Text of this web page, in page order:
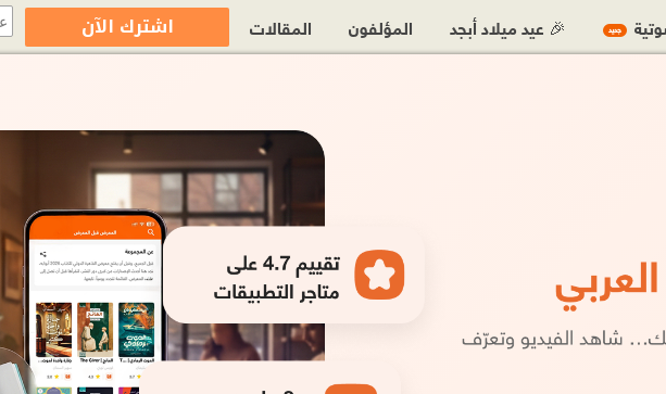
جديد 🎉 عيد ميلاد أبجد المؤلفون المقالات اشترك الآن